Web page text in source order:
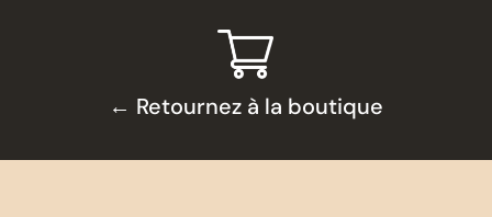
← Retournez à la boutique